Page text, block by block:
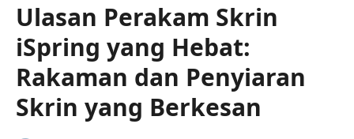
Ulasan Perakam Skrin
iSpring yang Hebat:
Rakaman dan Penyiaran
Skrin yang Berkesan